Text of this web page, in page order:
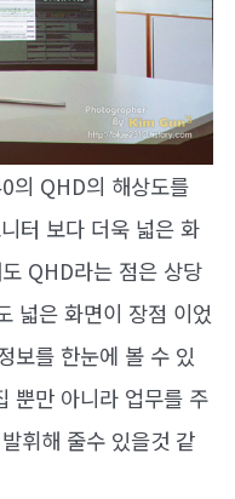
의 QHD의 해상도를
터 보다 더욱 넓은 화
QHD라는 점은 상당
넓은 화면이 장점 이었
보를 한눈에 볼 수 있
뿐만 아니라 업무를 주
휘해 줄수 있을것 같